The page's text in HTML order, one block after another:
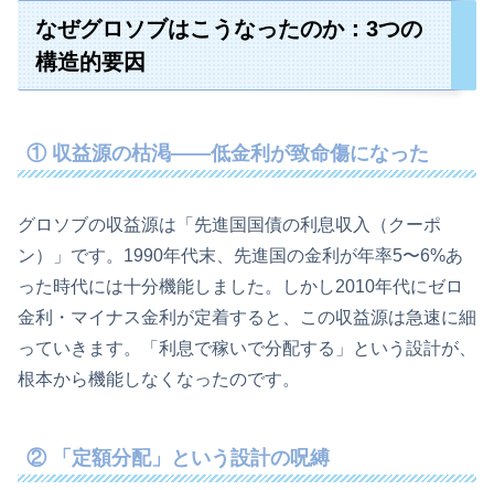
なぜグロソブはこうなったのか：3つの
構造的要因
① 収益源の枯渇——低金利が致命傷になった
グロソブの収益源は「先進国国債の利息収入（クーポ
ン）」です。1990年代末、先進国の金利が年率5〜6%あ
った時代には十分機能しました。しかし2010年代にゼロ
金利・マイナス金利が定着すると、この収益源は急速に細
っていきます。「利息で稼いで分配する」という設計が、
根本から機能しなくなったのです。
② 「定額分配」という設計の呪縛